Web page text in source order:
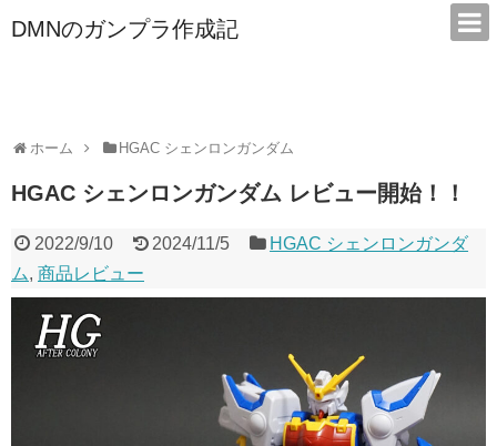
DMNのガンプラ作成記
ホーム HGAC シェンロンガンダム
HGAC シェンロンガンダム レビュー開始！！
2022/9/10 2024/11/5
HGAC シェンロンガンダ
ム, 商品レビュー